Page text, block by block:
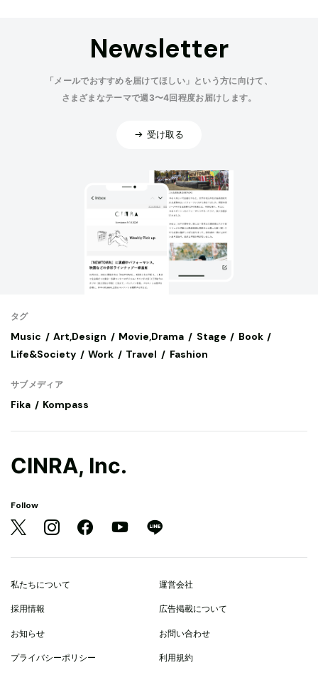
Newsletter
「メールでおすすめを届けてほしい」という方に向けて、
さまざまなテーマで週3〜4回程度お届けします。
受け取る
タグ
Music Art,Design Movie,Drama Stage
Book
Life&Society
Work Travel Fashion
サブメディア
Fika Kompass
CINRA, Inc.
Follow
私たちについて 運営会社
採用情報 広告掲載について
お知らせ お問い合わせ
プライバシーポリシー 利用規約